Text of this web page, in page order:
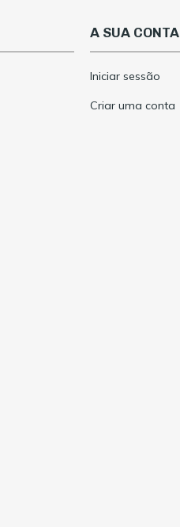
A SUA CONTA
Iniciar sessão
Criar uma conta